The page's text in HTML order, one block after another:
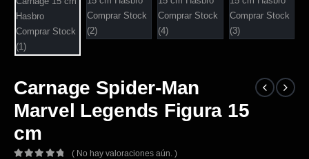
Carnage Spider-Man
Marvel Legends Figura 15
cm
( No hay valoraciones aún. )